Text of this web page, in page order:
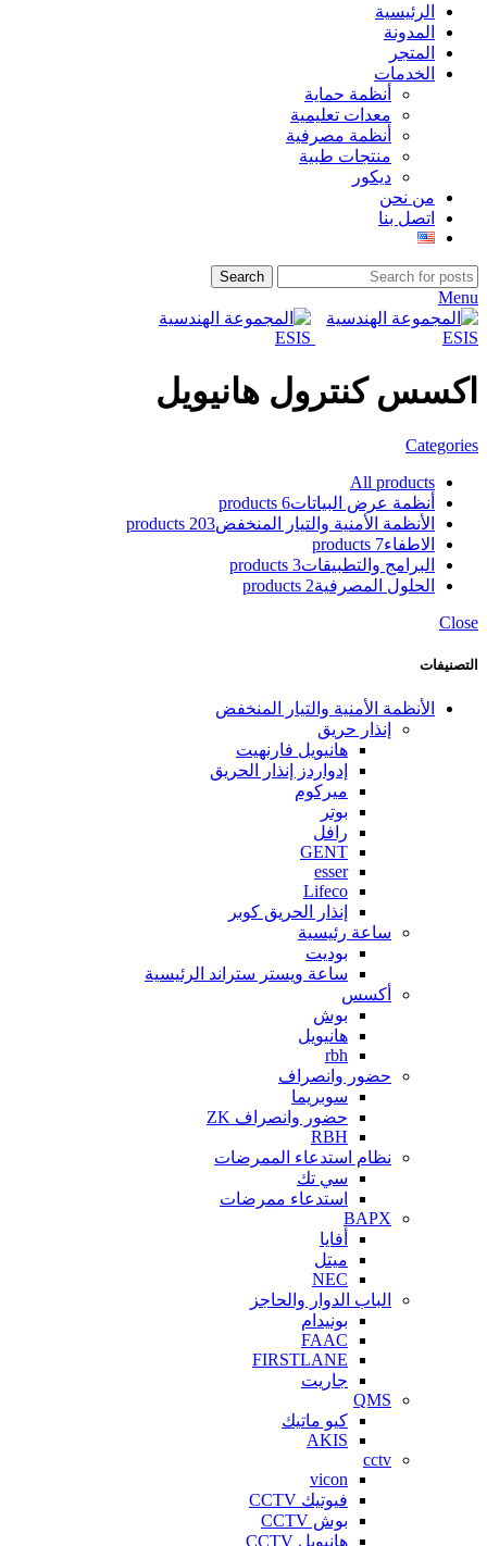
الرئيسية
المدونة
المتجر
الخدمات
أنظمة حماية
معدات تعليمية
أنظمة مصرفية
منتجات طبية
ديكور
من نحن
اتصل بنا
Search
Menu
اكسس كنترول هانيويل
Categories
All products
أنظمة عرض البياتات6 products
الأنظمة الأمنية والتيار المنخفض203 products
الاطفاء7 products
البرامج والتطبيقات3 products
الحلول المصرفية2 products
Close
التصنيفات
الأنظمة الأمنية والتيار المنخفض
إنذار حريق
هانيويل فارنهيت
إدواردز إنذار الحريق
ميركوم
بوتر
رافل
GENT
esser
Lifeco
إنذار الحريق كوبر
ساعة رئيسية
بوديت
ساعة ويستر ستراند الرئيسية
أكسس
بوش
هانيويل
rbh
حضور وانصراف
سوبريما
حضور وانصراف ZK
RBH
نظام استدعاء الممرضات
سي تك
استدعاء ممرضات
BAPX
أفايا
ميتل
NEC
الباب الدوار والحاجز
بونيدام
FAAC
FIRSTLANE
جاريت
QMS
كيو ماتيك
AKIS
cctv
vicon
فيوتيك CCTV
بوش CCTV
هانيويل CCTV